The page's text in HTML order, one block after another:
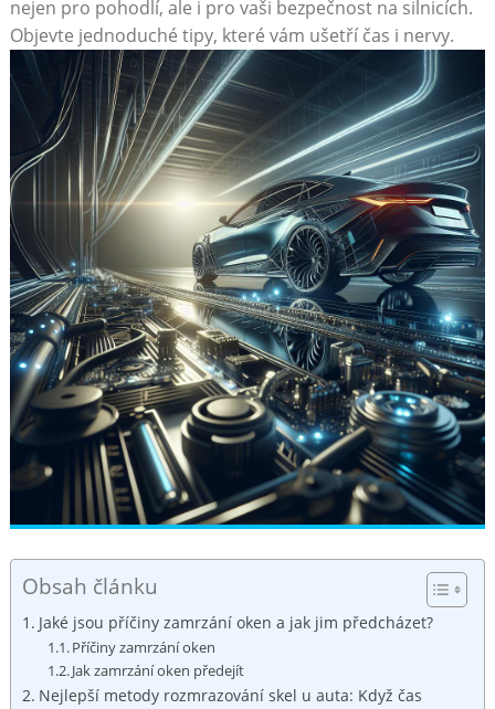
nejen pro pohodlí, ale i pro vaši bezpečnost na silnicích.
Objevte jednoduché tipy, které vám ušetří čas⁢ i nervy.
Obsah článku
Jaké ​jsou příčiny zamrzání oken ⁤a jak ‍jim předcházet?
Příčiny zamrzání oken
Jak zamrzání oken ‍předejít
Nejlepší metody rozmrazování skel u auta: Když čas